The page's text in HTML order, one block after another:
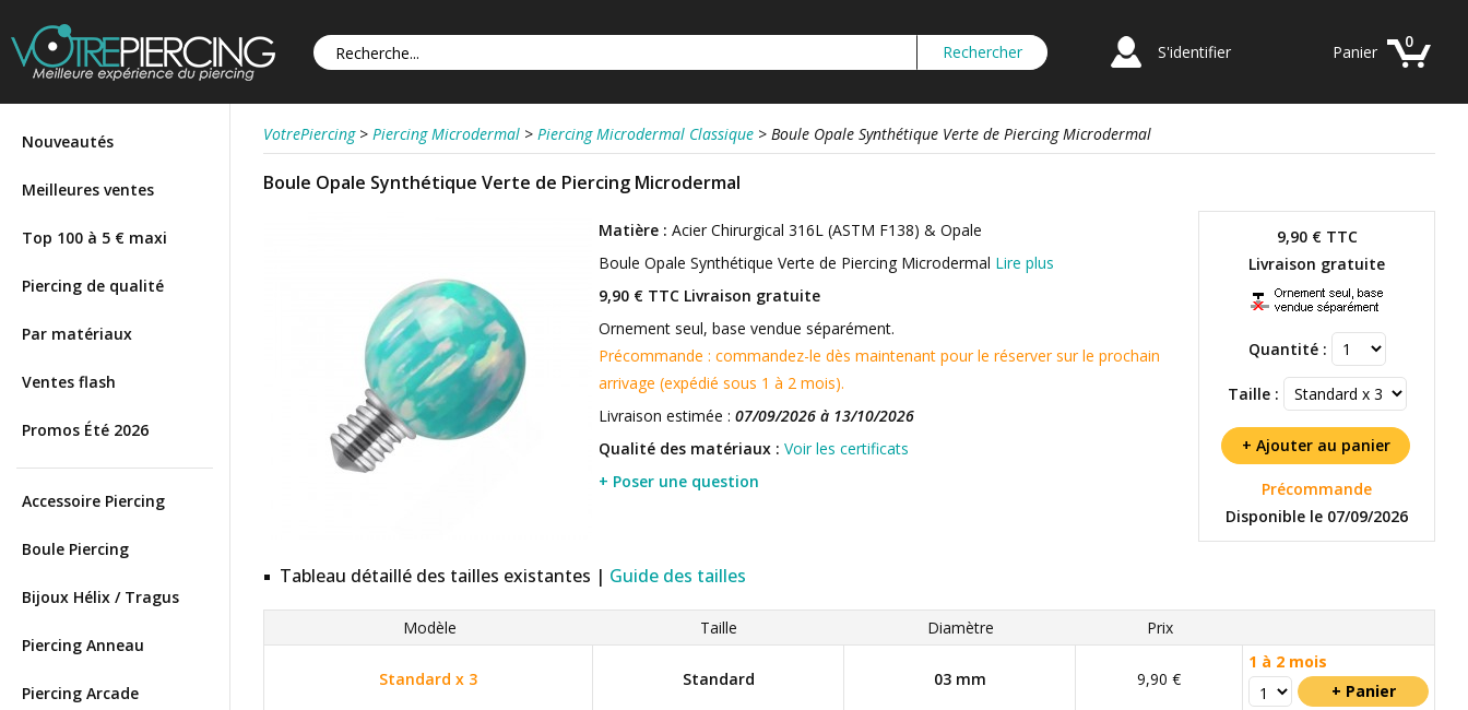
S'identifier
0
Panier
Nouveautés
Meilleures ventes
Top 100 à 5 € maxi
Piercing de qualité
Par matériaux
Ventes flash
Promos Été 2026
Accessoire Piercing
Boule Piercing
Bijoux Hélix / Tragus
Piercing Anneau
Piercing Arcade
VotrePiercing > Piercing Microdermal > Piercing Microdermal Classique > Boule Opale Synthétique Verte de Piercing Microdermal
Boule Opale Synthétique Verte de Piercing Microdermal
9,90 €TTC
Livraison gratuite
Quantité :
Taille :
Précommande
Disponible le 07/09/2026
Matière : Acier Chirurgical 316L (ASTM F138) & Opale
Boule Opale Synthétique Verte de Piercing Microdermal Lire plus
9,90 € TTC Livraison gratuite
Ornement seul, base vendue séparément.
Précommande : commandez-le dès maintenant pour le réserver sur le prochain
arrivage (expédié sous 1 à 2 mois).
Livraison estimée : 07/09/2026 à 13/10/2026
Qualité des matériaux : Voir les certificats
+ Poser une question
Tableau détaillé des tailles existantes | Guide des tailles
Modèle Taille Diamètre Prix
Standard x 3 Standard 03 mm 9,90 €
1 à 2 mois